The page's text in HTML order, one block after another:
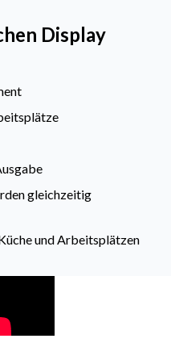
Display
gleichzeitig
und Arbeitsplätzen